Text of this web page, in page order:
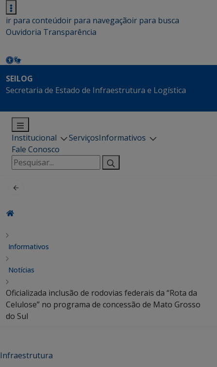
ir para conteúdoir para navegaçãoir para busca
Ouvidoria Transparência
SEILOG
Secretaria de Estado de Infraestrutura e Logística
Institucional ServiçosInformativos
Fale Conosco
Pesquisar
por:
Informativos
Notícias
Oficializada inclusão de rodovias federais da “Rota da
Celulose” no programa de concessão de Mato Grosso
do Sul
Infraestrutura